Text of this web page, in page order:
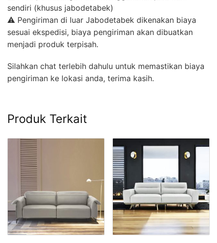
sendiri (khusus jabodetabek)
⚠ Pengiriman di luar Jabodetabek dikenakan biaya
sesuai ekspedisi, biaya pengiriman akan dibuatkan
menjadi produk terpisah.
Silahkan chat terlebih dahulu untuk memastikan biaya
pengiriman ke lokasi anda, terima kasih.
Produk Terkait